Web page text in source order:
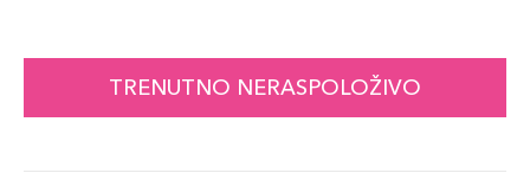
TRENUTNO NERASPOLOŽIVO